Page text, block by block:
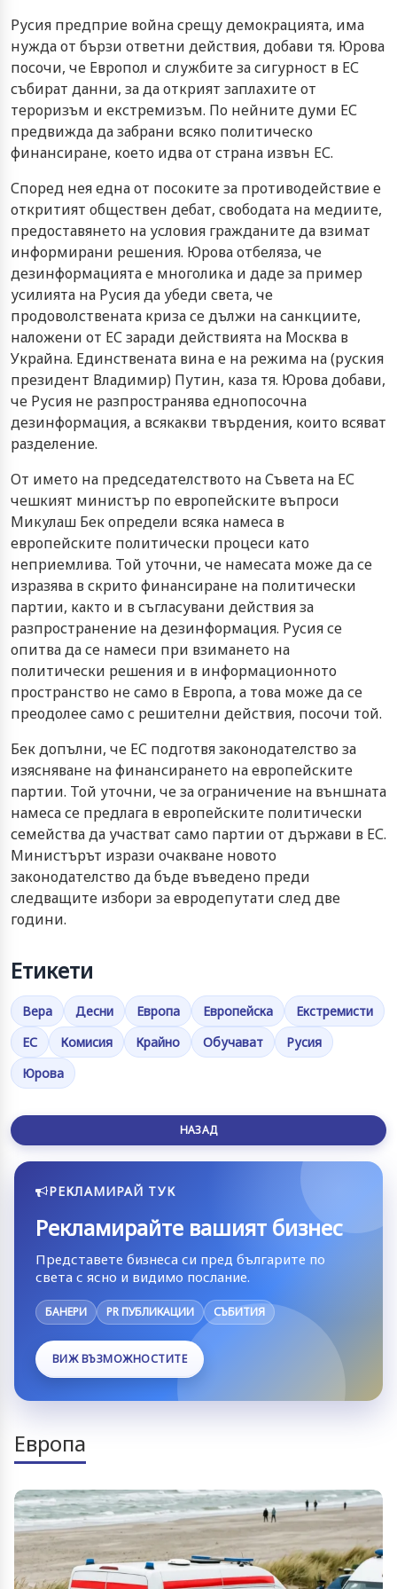
Русия предприе война срещу демокрацията, има
нужда от бързи ответни действия, добави тя. Юрова
посочи, че Европол и службите за сигурност в ЕС
събират данни, за да открият заплахите от
тероризъм и екстремизъм. По нейните думи ЕС
предвижда да забрани всяко политическо
финансиране, което идва от страна извън ЕС.
Според нея една от посоките за противодействие е
откритият обществен дебат, свободата на медиите,
предоставянето на условия гражданите да взимат
информирани решения. Юрова отбеляза, че
дезинформацията е многолика и даде за пример
усилията на Русия да убеди света, че
продоволствената криза се дължи на санкциите,
наложени от ЕС заради действията на Москва в
Украйна. Единствената вина е на режима на (руския
президент Владимир) Путин, каза тя. Юрова добави,
че Русия не разпространява еднопосочна
дезинформация, а всякакви твърдения, които всяват
разделение.
От името на председателството на Съвета на ЕС
чешкият министър по европейските въпроси
Микулаш Бек определи всяка намеса в
европейските политически процеси като
неприемлива. Той уточни, че намесата може да се
изразява в скрито финансиране на политически
партии, както и в съгласувани действия за
разпространение на дезинформация. Русия се
опитва да се намеси при взимането на
политически решения и в информационното
пространство не само в Европа, а това може да се
преодолее само с решителни действия, посочи той.
Бек допълни, че ЕС подготвя законодателство за
изясняване на финансирането на европейските
партии. Той уточни, че за ограничение на външната
намеса се предлага в европейските политически
семейства да участват само партии от държави в ЕС.
Министърът изрази очакване новото
законодателство да бъде въведено преди
следващите избори за евродепутати след две
години.
Етикети
Вера Десни Европа Европейска
Екстремисти
ЕС
Комисия Крайно Обучават
Русия
Юрова
НАЗАД
РЕКЛАМИРАЙ ТУК
Рекламирайте вашият бизнес
Представете бизнеса си пред българите по
света с ясно и видимо послание.
БАНЕРИ PR ПУБЛИКАЦИИ СЪБИТИЯ
ВИЖ ВЪЗМОЖНОСТИТЕ
Европа